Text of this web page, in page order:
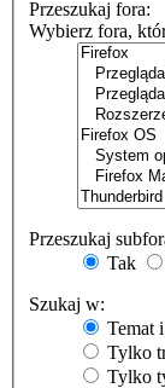
Przeszukaj fora:
Wybierz fora,
Przeszukaj
Tak
Szukaj w:
Temat
Tylko
Tylko